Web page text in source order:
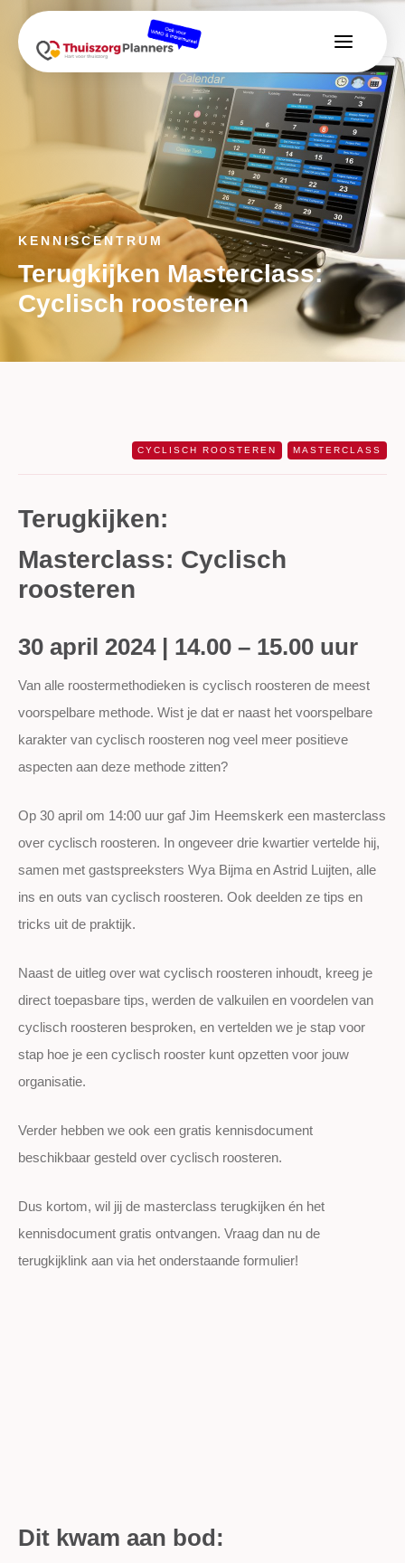
KENNISCENTRUM
Terugkijken Masterclass:
Cyclisch roosteren
CYCLISCH ROOSTEREN MASTERCLASS
Terugkijken:
Masterclass: Cyclisch
roosteren
30 april 2024 | 14.00 – 15.00 uur
Van alle roostermethodieken is cyclisch roosteren de meest
voorspelbare methode. Wist je dat er naast het voorspelbare
karakter van cyclisch roosteren nog veel meer positieve
aspecten aan deze methode zitten?
Op 30 april om 14:00 uur gaf Jim Heemskerk een masterclass
over cyclisch roosteren. In ongeveer drie kwartier vertelde hij,
samen met gastspreeksters Wya Bijma en Astrid Luijten, alle
ins en outs van cyclisch roosteren. Ook deelden ze tips en
tricks uit de praktijk.
Naast de uitleg over wat cyclisch roosteren inhoudt, kreeg je
direct toepasbare tips, werden de valkuilen en voordelen van
cyclisch roosteren besproken, en vertelden we je stap voor
stap hoe je een cyclisch rooster kunt opzetten voor jouw
organisatie.
Verder hebben we ook een gratis kennisdocument
beschikbaar gesteld over cyclisch roosteren.
Dus kortom, wil jij de masterclass terugkijken én het
kennisdocument gratis ontvangen. Vraag dan nu de
terugkijklink aan via het onderstaande formulier!
Dit kwam aan bod: